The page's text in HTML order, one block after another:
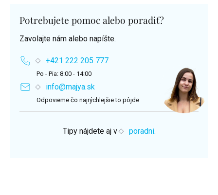
Potrebujete pomoc alebo poradiť?
Zavolajte nám alebo napíšte.
+421 222 205 777
Po - Pia: 8:00 - 14:00
info@majya.sk
Odpovieme čo najrýchlejšie to pôjde
Tipy nájdete aj v poradni.